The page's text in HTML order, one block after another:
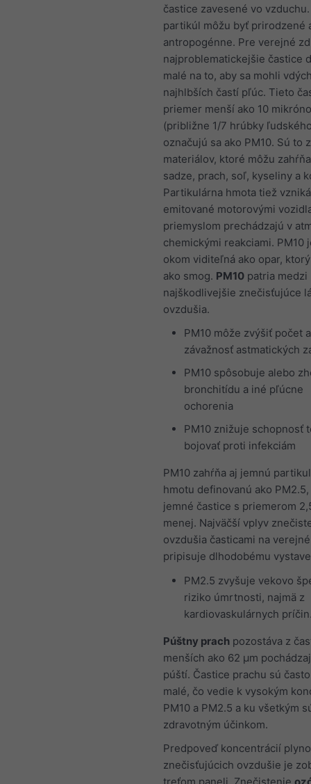
častice zavesené vo
partikúl môžu byť prirodzené
antropogénne. Pre verejné
najproblematickejšie častice
malé na to, aby sa mohli
najhlbších častí pľúc. Tieto
priemer menší ako 10
(približne 1/7 hrúbky
označujú sa ako PM10. Sú to
materiálov, ktoré môžu
sadze, prach, soľ, kyseliny a
Partikulárna hmota tiež
emitované motorovými
priemyslom prechádzajú v
chemickými reakciami. PM10
okom viditeľná ako opar,
ako smog. PM10 patria medzi
najškodlivejšie znečisťujúce
ovzdušia.
PM10 môže zvýšiť počet a
závažnosť astmatických
PM10 spôsobuje alebo
bronchitídu a iné pľúcne
ochorenia
PM10 znižuje schopnosť
bojovať proti infekciám
PM10 zahŕňa aj jemnú
hmotu definovanú ako
jemné častice s priemerom
menej. Najväčší vplyv
ovzdušia časticami na
pripisuje dlhodobému
PM2.5 zvyšuje vekovo
riziko úmrtnosti, najmä z
kardiovaskulárnych
Púštny prach pozostáva z
menších ako 62 µm
púští. Častice prachu sú
malé, čo vedie k vysokým
PM10 a PM2.5 a ku všetkým
zdravotným účinkom.
Predpoveď koncentrácií
znečisťujúcich ovzdušie je